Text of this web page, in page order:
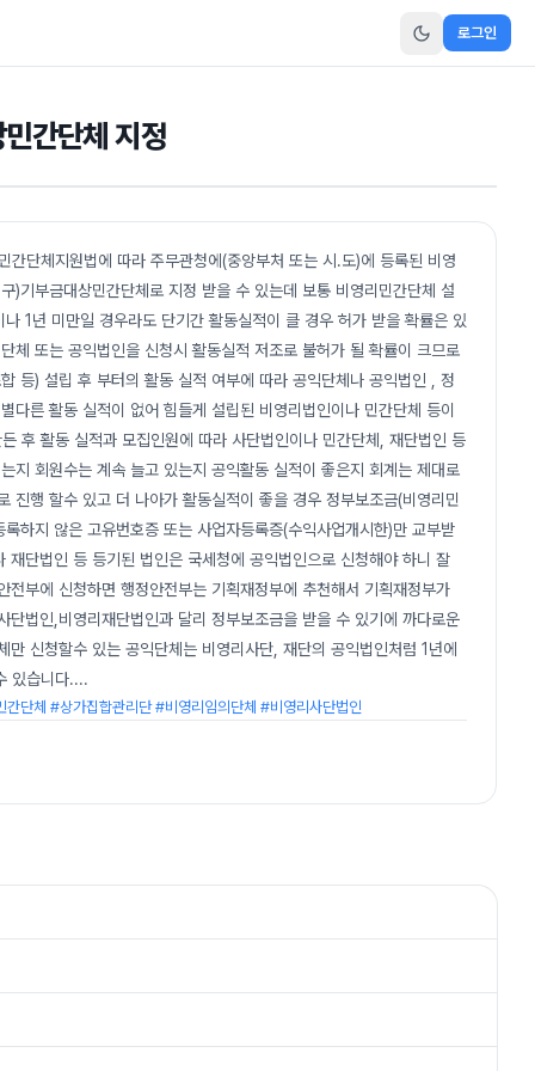
로그인
간단체 지정
단체지원법에 따라 주무관청에(중앙부처 또는 시.도)에 등록된 비영
)기부금대상민간단체로 지정 받을 수 있는데 보통 비영리민간단체 설
1년 미만일 경우라도 단기간 활동실적이 클 경우 허가 받을 확률은 있
체 또는 공익법인을 신청시 활동실적 저조로 불허가 될 확률이 크므로
등) 설립 후 부터의 활동 실적 여부에 따라 공익단체나 공익법인 , 정
른 활동 실적이 없어 힘들게 설립된 비영리법인이나 민간단체 등이
후 활동 실적과 모집인원에 따라 사단법인이나 민간단체, 재단법인 등
지 회원수는 계속 늘고 있는지 공익활동 실적이 좋은지 회계는 제대로
진행 할수 있고 더 나아가 활동실적이 좋을 경우 정부보조금(비영리민
하지 않은 고유번호증 또는 사업자등록증(수익사업개시한)만 교부받
단법인 등 등기된 법인은 국세청에 공익법인으로 신청해야 하니 잘
부에 신청하면 행정안전부는 기획재정부에 추천해서 기획재정부가
법인,비영리재단법인과 달리 정부보조금을 받을 수 있기에 까다로운
신청할수 있는 공익단체는 비영리사단, 재단의 공익법인처럼 1년에
있습니다....
단체 #상가집합관리단 #비영리임의단체 #비영리사단법인